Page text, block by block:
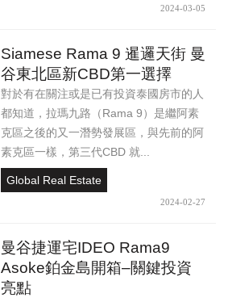
2024-03-05
Siamese Rama 9 暹邏天街 曼
谷東北區新CBD第一選擇
對於有在關注或是已有投資泰國房市的人
都知道，拉瑪九路（Rama 9）是繼阿素
克區之後的又一潛勢發展區，與先前的阿
素克區一樣，第三代CBD 就...
Global Real Estate
2024-02-27
曼谷捷運宅IDEO Rama9
Asoke鉑金島開箱–關鍵投資
亮點